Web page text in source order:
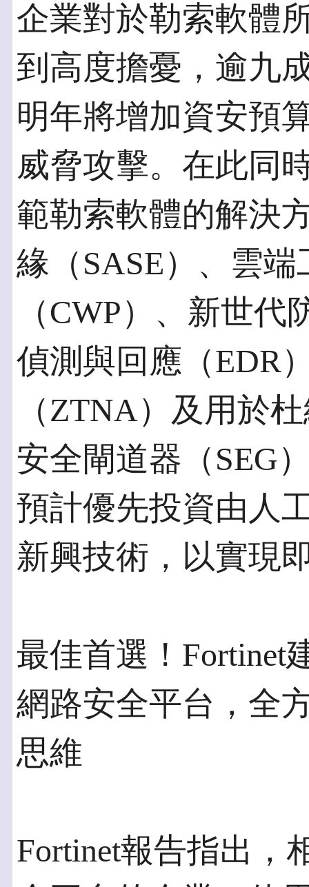
企業對於勒索軟體
到高度擔憂，逾九
明年將增加資安預
威脅攻擊。在此同
範勒索軟體的解決
緣（SASE）、雲
（CWP）、新世
偵測與回應（EDR
（ZTNA）及用於
安全閘道器（SEG
預計優先投資由人
新興技術，以實現
最佳首選！Fortinet
網路安全平台，全
思維
Fortinet報告指出，